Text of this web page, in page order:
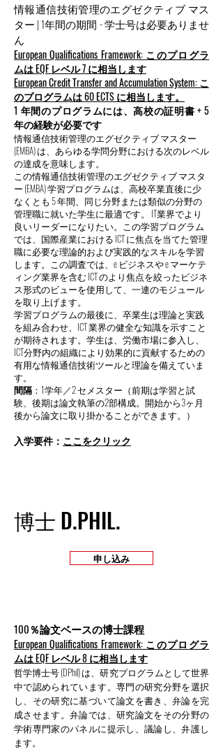
情報通信技術管理のエグゼクティブ マス
ター | 1年間の期間 - 学士号は必要ありませ
ん
European Qualifications Framework: このプログラ
ムは EQF レベル 7 に相当します
European Credit Transfer and Accumulation System: こ
のプログラムは 60 ECTS に相当します。
1 年間のプログラムには、高校の証明書 + 5
年の経験が必要です
情報通信技術管理のエグゼクティブ マスター
(EMBA) は、あらゆる学問分野における次のレベル
の達成を意味します。
この情報通信技術管理のエグゼクティブ マスタ
ー (EMBA) 学習プログラムは、高校卒業直後に少
なくとも 5 年間、同じ分野または類似の分野の
管理職に就いた学生に最適です。 IT業界でより
良いリーダーになりたい。この学習プログラム
では、国際産業における ICT に焦点を当てた管理
職に必要な理論的および実践的なスキルを学習
します。この調査では、e ビジネスや e マーケテ
ィング業界を含む ICT のより焦点を絞ったビジネ
ス形式のビューを使用して、一連のモジュール
を取り上げます。
学習プログラムの最後に、卒業生は理論と実践
を組み合わせ、ICT 業界の健全な知識を示すこと
が期待されます。学生は、労働市場に参入し、
ICT分野内の組織により効果的に貢献するための
有用な情報通信技術ツールと理論を備えていま
す。
間隔 ：1学年／2セメスター（前期は学習と試
験、後期は論文執筆の2部構成。開始から3ヶ月
後から論文に取り掛かることができます。）
入学要件： ここをクリック
博士 D.PHIL.
申し込み
100％論文ベースの博士課程
European Qualifications Framework: このプログラ
ムは EQF レベル 8 に相当します
哲学博士号 (DPhil) は、研究プログラムとして世界
中で認められています。専門の研究分野を選択
し、その研究に基づいて論文を書き、弁論を完
成させます。弁論では、研究論文をその分野の
学術専門家のパネルに提示し、議論し、弁護し
ます。